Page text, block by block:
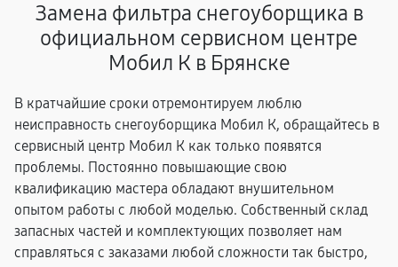
Замена фильтра снегоуборщика в
официальном сервисном центре
Мобил К в Брянске
В кратчайшие сроки отремонтируем люблю
неисправность снегоуборщика Мобил К, обращайтесь в
сервисный центр Мобил К как только появятся
проблемы. Постоянно повышающие свою
квалификацию мастера обладают внушительном
опытом работы с любой моделью. Собственный склад
запасных частей и комплектующих позволяет нам
справляться с заказами любой сложности так быстро,